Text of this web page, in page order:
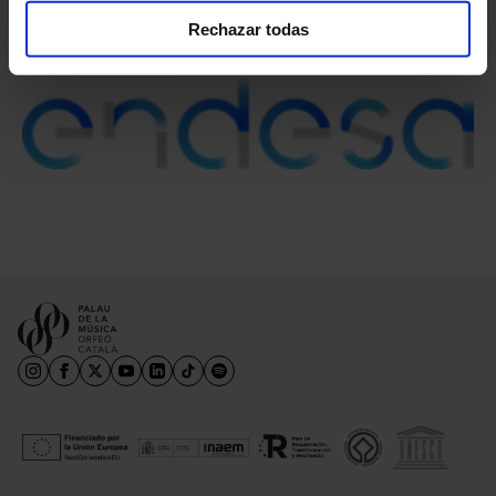
Rechazar todas